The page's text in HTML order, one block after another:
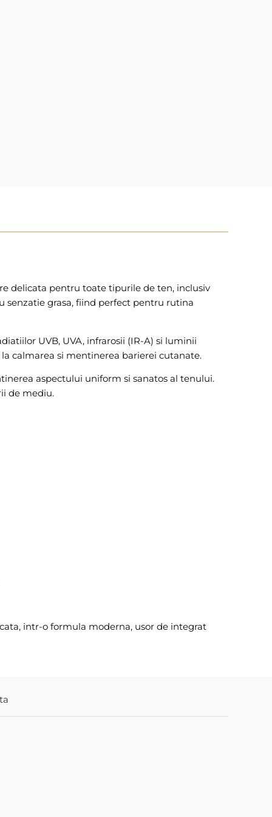
delicata pentru toate tipurile de ten, inclusiv
senzatie grasa, fiind perfect pentru rutina
UVB, UVA, infrarosii (IR-A) si luminii
calmarea si mentinerea barierei cutanate.
aspectului uniform si sanatos al tenului.
de mediu.
intr-o formula moderna, usor de integrat